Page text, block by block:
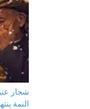
شجار
النمة